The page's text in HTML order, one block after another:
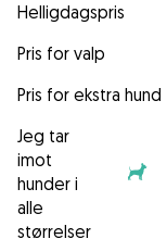
Helligdagspris
Pris for valp
Pris for ekstra hund
Jeg tar
imot
hunder i
alle
størrelser